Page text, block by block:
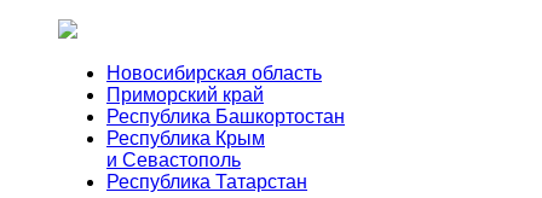
Новосибирская область
Приморский край
Республика Башкортостан
Республика Крым
и Севастополь
Республика Татарстан